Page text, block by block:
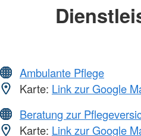
Ambulante Pflege
Karte: Link zur Google
Beratung zur
Karte: Link zur Google